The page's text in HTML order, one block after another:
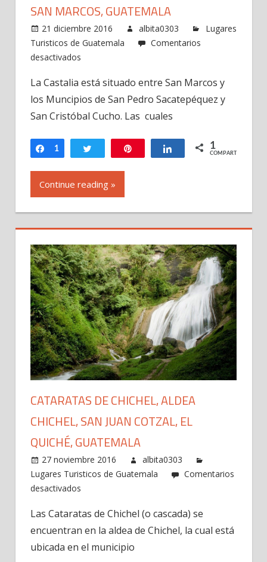
SAN MARCOS, GUATEMALA
21 diciembre 2016 albita0303
Lugares
Turisticos de Guatemala
Comentarios
desactivados
y
Balneario
La
San
Marcos,
Guatemala
La Castalia está situado entre San Marcos y
los Muncipios de San Pedro Sacatepéquez y
San Cristóbal Cucho. Las cuales
Compartir
1 Twittear Compartir
1
COMPARTIR
Continue reading »
CATARATAS DE CHICHEL, ALDEA
CHICHEL, SAN JUAN COTZAL, EL
QUICHÉ, GUATEMALA
27 noviembre 2016
albita0303
Lugares Turisticos de Guatemala
Comentarios
desactivados
de
Chichel,
Aldea
Las Cataratas de Chichel (o cascada) se
encuentran en la aldea de Chichel, la cual está
ubicada en el municipio